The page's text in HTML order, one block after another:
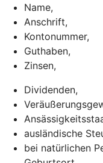
Name,
Anschrift,
Kontonummer,
Guthaben,
Zinsen,
Dividenden,
ausländische
bei natürlichen